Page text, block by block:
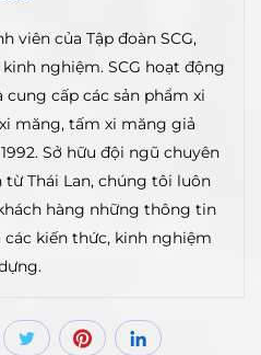
viên của Tập đoàn SCG,
nghiệm. SCG hoạt động
cấp các sản phẩm xi
măng, tấm xi măng giả
Sở hữu đội ngũ chuyên
Thái Lan, chúng tôi luôn
hàng những thông tin
các kiến thức, kinh nghiệm